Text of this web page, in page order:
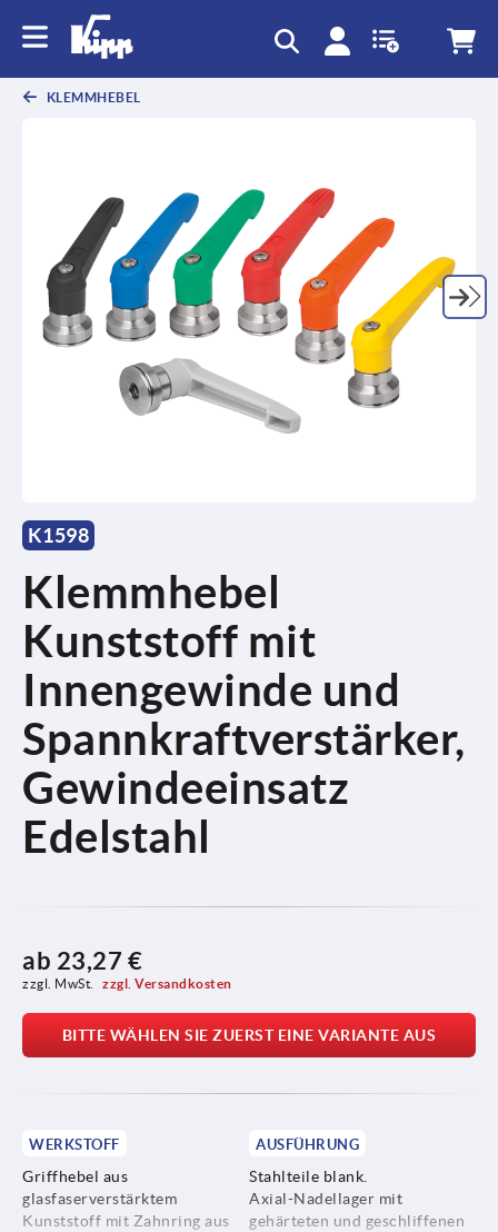
KLEMMHEBEL
K1598
Klemmhebel
Kunststoff mit
Innengewinde und
Spannkraftverstärker,
Gewindeeinsatz
Edelstahl
ab 23,27 €
zzgl. MwSt. zzgl. Versandkosten
BITTE WÄHLEN SIE ZUERST EINE VARIANTE AUS
WERKSTOFF
Griffhebel aus
glasfaserverstärktem
Kunststoff mit Zahnring aus
AUSFÜHRUNG
Stahlteile blank.
Axial-Nadellager mit
gehärteten und geschliffenen